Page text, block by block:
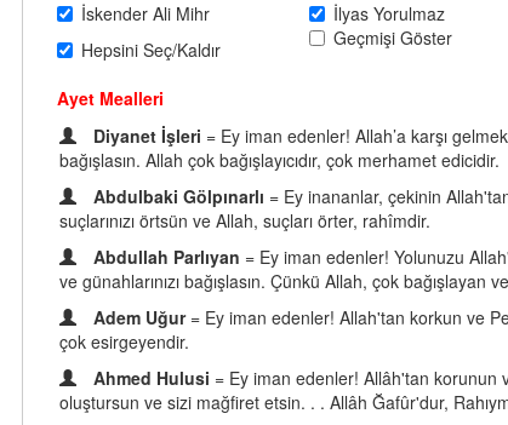
İskender Ali Mihr
İlyas Yorulmaz
Hepsini Seç/Kaldır
Geçmişi Göster
Ayet Mealleri
Diyanet İşleri = Ey iman edenler! Allah’a karşı
bağışlasın. Allah çok bağışlayıcıdır, çok merhamet edicidir.
Abdulbaki Gölpınarlı = Ey inananlar, çekinin
suçlarınızı örtsün ve Allah, suçları örter, rahîmdir.
Abdullah Parlıyan = Ey iman edenler! Yolunuzu
ve günahlarınızı bağışlasın. Çünkü Allah, çok bağışlayan
Adem Uğur = Ey iman edenler! Allah'tan korkun ve
çok esirgeyendir.
Ahmed Hulusi = Ey iman edenler! Allâh'tan korunun
oluştursun ve sizi mağfiret etsin. . . Allâh Ğafûr'dur,